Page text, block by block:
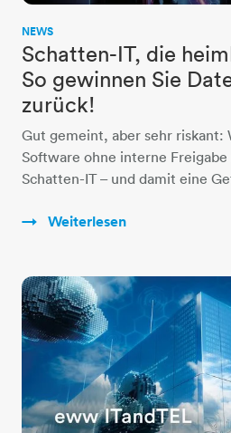
NEWS
Schatten-IT, die
So gewinnen Sie
zurück!
Gut gemeint, aber sehr
Software ohne interne
Schatten-IT – und damit eine
Weiterlesen